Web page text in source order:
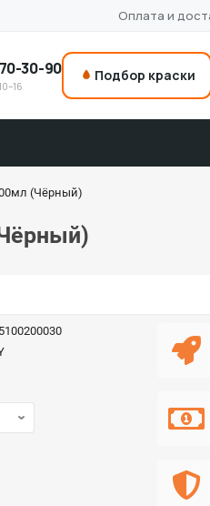
Оплата и
30-90 Подбор краски
(Чёрный)